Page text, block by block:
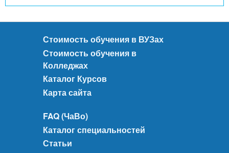
Стоимость обучения в ВУЗах
Стоимость обучения в
Колледжах
Каталог Курсов
Карта сайта
FAQ (ЧаВо)
Каталог специальностей
Статьи